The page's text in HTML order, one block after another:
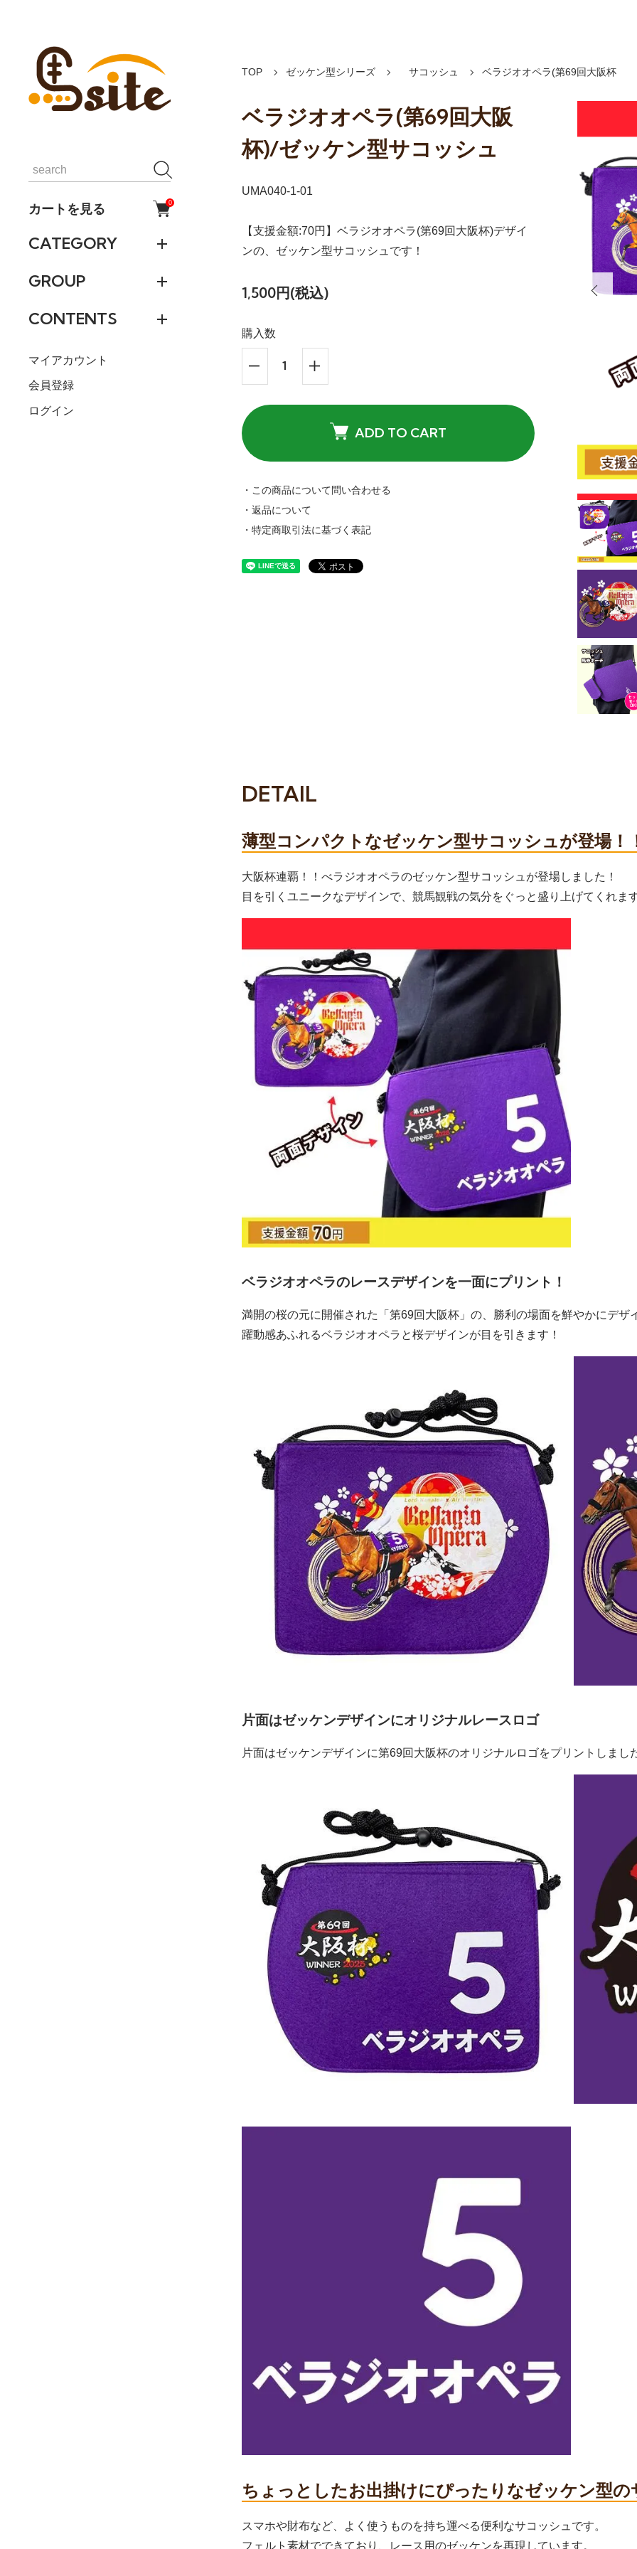
カートを見る 0
CATEGORY
GROUP
CONTENTS
マイアカウント
会員登録
ログイン
TOP ゼッケン型シリーズ サコッシュ ベラジオオペラ(第69回大阪杯
ベラジオオペラ(第69回大阪
杯)/ゼッケン型サコッシュ
UMA040-1-01
【支援金額:70円】ベラジオオペラ(第69回大阪杯)デザイ
ンの、ゼッケン型サコッシュです！
1,500円(税込)
購入数
ADD TO CART
・この商品について問い合わせる
・返品について
・特定商取引法に基づく表記
DETAIL
薄型コンパクトなゼッケン型サコッシュが登場！
大阪杯連覇！！べラジオオペラのゼッケン型サコッシュが登場しました！
目を引くユニークなデザインで、競馬観戦の気分をぐっと盛り上げてくれま
ベラジオオペラのレースデザインを一面にプリント！
満開の桜の元に開催された「第69回大阪杯」の、勝利の場面を鮮やかにデザ
躍動感あふれるベラジオオペラと桜デザインが目を引きます！
片面はゼッケンデザインにオリジナルレースロゴ
片面はゼッケンデザインに第69回大阪杯のオリジナルロゴをプリントしまし
ちょっとしたお出掛けにぴったりなゼッケン型の
スマホや財布など、よく使うものを持ち運べる便利なサコッシュです。
フェルト素材でできており、レース用のゼッケンを再現しています。